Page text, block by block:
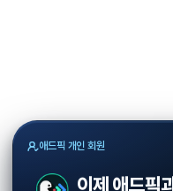
애드픽 개인 회원
이제 애드픽